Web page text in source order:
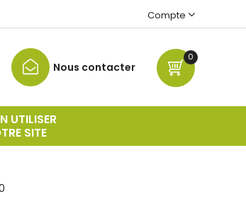
Compte
0
Nous contacter
UTILISER
SITE